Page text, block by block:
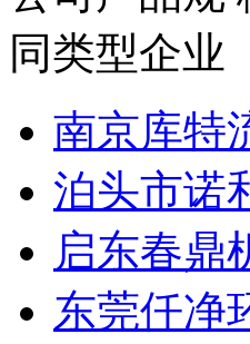
同类型企业
南京库特
泊头市诺
启东春鼎
东莞仟净